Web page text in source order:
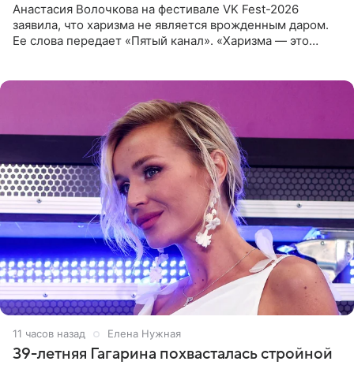
Анастасия Волочкова на фестивале VK Fest-2026
заявила, что харизма не является врожденным даром.
Ее слова передает «Пятый канал». «Харизма — это
11 часов назад Елена Нужная
39-летняя Гагарина похвасталась стройной